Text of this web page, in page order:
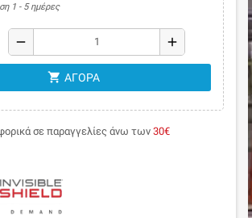
1 - 5 ημέρες
remove add
shopping_cart ΑΓΟΡΆ
σε παραγγελίες άνω των 30€